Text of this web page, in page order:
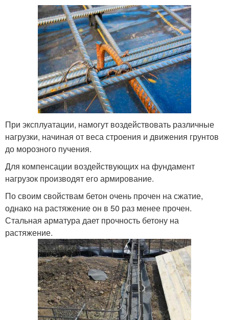
При эксплуатации, намогут воздействовать различные
нагрузки, начиная от веса строения и движения грунтов
до морозного пучения.
Для компенсации воздействующих на фундамент
нагрузок производят его армирование.
По своим свойствам бетон очень прочен на сжатие,
однако на растяжение он в 50 раз менее прочен.
Стальная арматура дает прочность бетону на
растяжение.